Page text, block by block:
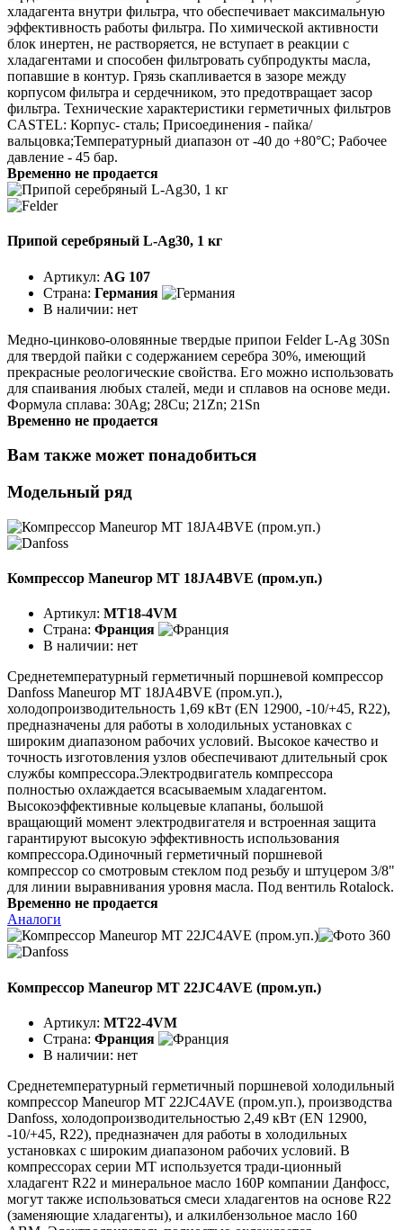
хладагента внутри фильтра, что обеспечивает максимальную
эффективность работы фильтра. По химической активности
блок инертен, не растворяется, не вступает в реакции с
хладагентами и способен фильтровать субпродукты масла,
попавшие в контур. Грязь скапливается в зазоре между
корпусом фильтра и сердечником, это предотвращает засор
фильтра. Технические характеристики герметичных фильтров
CASTEL: Корпус- сталь; Присоединения - пайка/
вальцовка;Температурный диапазон от -40 до +80°C; Рабочее
давление - 45 бар.
Временно не продается
Припой серебряный L-Ag30, 1 кг
Артикул: AG 107
Страна: Германия
В наличии: нет
Медно-цинково-оловянные твердые припои Felder L-Ag 30Sn
для твердой пайки с содержанием серебра 30%, имеющий
прекрасные реологические свойства. Его можно использовать
для спаивания любых сталей, меди и сплавов на основе меди.
Формула сплава: 30Ag; 28Cu; 21Zn; 21Sn
Временно не продается
Вам также может понадобиться
Модельный ряд
Компрессор Maneurop MT 18JA4BVE (пром.уп.)
Артикул: MT18-4VM
Страна: Франция
В наличии: нет
Среднетемпературный герметичный поршневой компрессор
Danfoss Maneurop MT 18JA4BVE (пром.уп.),
холодопроизводительность 1,69 кВт (EN 12900, -10/+45, R22),
предназначены для работы в холодильных установках с
широким диапазоном рабочих условий. Высокое качество и
точность изготовления узлов обеспечивают длительный срок
службы компрессора.Электродвигатель компрессора
полностью охлаждается всасываемым хладагентом.
Высокоэффективные кольцевые клапаны, большой
вращающий момент электродвигателя и встроенная защита
гарантируют высокую эффективность использования
компрессора.Одиночный герметичный поршневой
компрессор со смотровым стеклом под резьбу и штуцером 3/8"
для линии выравнивания уровня масла. Под вентиль Rotalock.
Временно не продается
Аналоги
Компрессор Maneurop MT 22JC4AVE (пром.уп.)
Артикул: MT22-4VM
Страна: Франция
В наличии: нет
Среднетемпературный герметичный поршневой холодильный
компрессор Maneurop MT 22JC4AVE (пром.уп.), производства
Danfoss, холодопроизводительностью 2,49 кВт (EN 12900,
-10/+45, R22), предназначен для работы в холодильных
установках с широким диапазоном рабочих условий. В
компрессорах серии МТ используется тради-ционный
хладагент R22 и минеральное масло 160Р компании Данфосс,
могут также использоваться смеси хладагентов на основе R22
(заменяющие хладагенты), и алкилбензольное масло 160